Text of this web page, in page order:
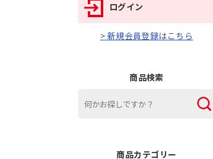
ログイン
> 新規会員登録はこちら
商品検索
商品カテゴリー